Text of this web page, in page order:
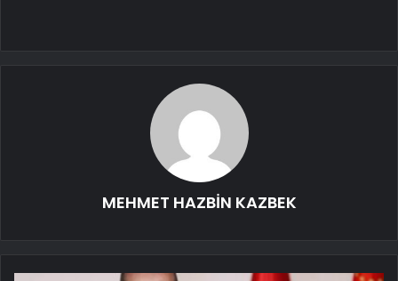
MEHMET HAZBİN KAZBEK